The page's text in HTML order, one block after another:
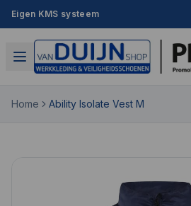
Eigen KMS systeem
Home Ability Isolate Vest M